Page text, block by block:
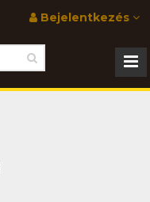
Bejelentkezés